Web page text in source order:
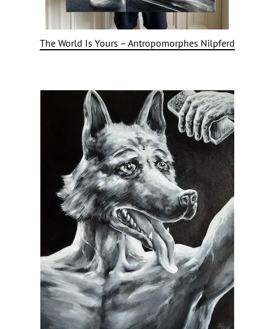
The World Is Yours – Antropomorphes Nilpferd